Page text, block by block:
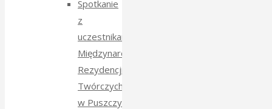
Spotkanie
z
uczestnikami
Międzynarodowych
Rezydencji
Twórczych
w Puszczy